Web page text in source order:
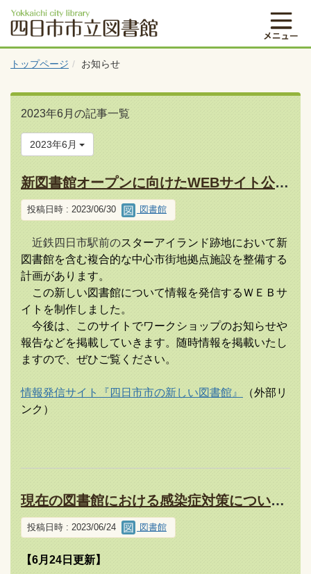
トップページ お知らせ
2023年6月の記事一覧
2023年6月
新図書館オープンに向けたWEBサイト公開について
投稿日時 : 2023/06/30 図書館
近鉄四日市駅前のスターアイランド跡地において新
図書館を含む複合的な中心市街地拠点施設を整備する
計画があります。
この新しい図書館について情報を発信するＷＥＢサ
イトを制作しました。
今後は、このサイトでワークショップのお知らせや
報告などを掲載していきます。随時情報を掲載いたし
ますので、ぜひご覧ください。
情報発信サイト『四日市市の新しい図書館』
（外部リ
ンク）
現在の図書館における感染症対策について（令和5年6月24日更新）
投稿日時 : 2023/06/24 図書館
【6月24日更新】